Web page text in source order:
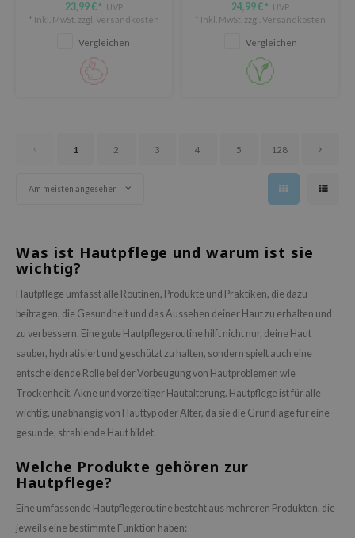
Mate
ungleichmäßiger Textur und
einem fahlen Erscheinungsbild.
23,99 € * UVP
* Inkl. MwSt. zzgl. Versandkosten
Vergleichen
Haut mit Unreinheiten,
Rötungen und einem
ungleichmäßigen Teint.
24,99 € * UVP
* Inkl. MwSt. zzgl. Versandkosten
Vergleichen
1 2 3 4 5 128
Am meisten angesehen
Was ist Hautpflege und warum ist sie
wichtig?
Hautpflege umfasst alle Routinen, Produkte und Praktiken, die dazu
beitragen, die Gesundheit und das Aussehen deiner Haut zu erhalten und
zu verbessern. Eine gute Hautpflegeroutine hilft nicht nur, deine Haut
sauber, hydratisiert und geschützt zu halten, sondern spielt auch eine
entscheidende Rolle bei der Vorbeugung von Hautproblemen wie
Trockenheit, Akne und vorzeitiger Hautalterung. Hautpflege ist für alle
wichtig, unabhängig von Hauttyp oder Alter, da sie die Grundlage für eine
gesunde, strahlende Haut bildet.
Welche Produkte gehören zur
Hautpflege?
Eine umfassende Hautpflegeroutine besteht aus mehreren Produkten, die
jeweils eine bestimmte Funktion haben: